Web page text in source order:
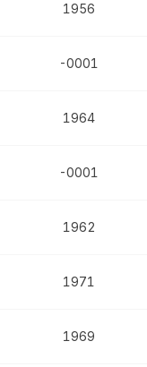
1956
-0001
1964
-0001
1962
1971
1969